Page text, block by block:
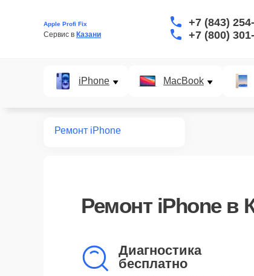
Apple Profi Fix
Сервис в Казани
+7 (843)
+7 (800)
iPhone MacBook
Ремонт iPhone
Ремонт iPhone в
Диагностика
бесплатно